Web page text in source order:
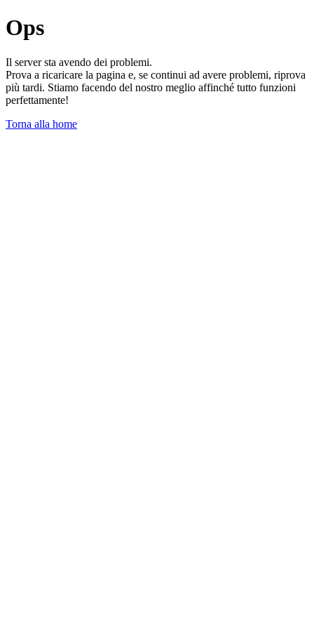
Ops
Il server sta avendo dei problemi.
Prova a ricaricare la pagina e, se continui ad avere problemi, riprova
più tardi. Stiamo facendo del nostro meglio affinché tutto funzioni
perfettamente!
Torna alla home